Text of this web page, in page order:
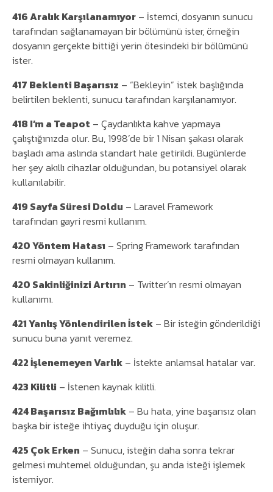
416 Aralık Karşılanamıyor – İstemci, dosyanın sunucu
tarafından sağlanamayan bir bölümünü ister, örneğin
dosyanın gerçekte bittiği yerin ötesindeki bir bölümünü
ister.
417 Beklenti Başarısız – “Bekleyin” istek başlığında
belirtilen beklenti, sunucu tarafından karşılanamıyor.
418 I’m a Teapot – Çaydanlıkta kahve yapmaya
çalıştığınızda olur. Bu, 1998’de bir 1 Nisan şakası olarak
başladı ama aslında standart hale getirildi. Bugünlerde
her şey akıllı cihazlar olduğundan, bu potansiyel olarak
kullanılabilir.
419 Sayfa Süresi Doldu – Laravel Framework
tarafından gayri resmi kullanım.
420 Yöntem Hatası – Spring Framework tarafından
resmi olmayan kullanım.
420 Sakinliğinizi Artırın – Twitter’ın resmi olmayan
kullanımı.
421 Yanlış Yönlendirilen İstek – Bir isteğin gönderildiği
sunucu buna yanıt veremez.
422 İşlenemeyen Varlık – İstekte anlamsal hatalar var.
423 Kilitli – İstenen kaynak kilitli.
424 Başarısız Bağımlılık – Bu hata, yine başarısız olan
başka bir isteğe ihtiyaç duyduğu için oluşur.
425 Çok Erken – Sunucu, isteğin daha sonra tekrar
gelmesi muhtemel olduğundan, şu anda isteği işlemek
istemiyor.